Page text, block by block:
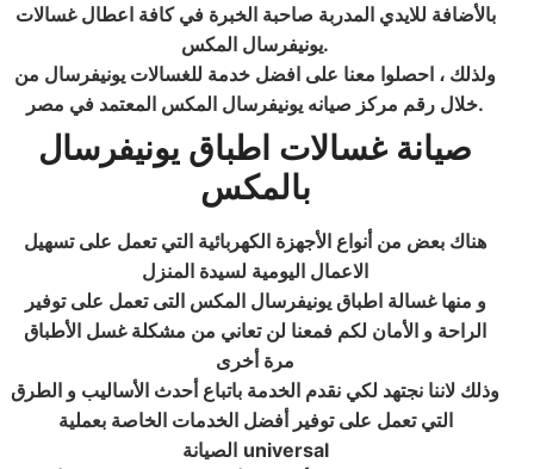
بالأضافة للايدي المدربة صاحبة الخبرة في كافة اعطال غسالات
يونيفرسال المكس.
ولذلك ، احصلوا معنا على افضل خدمة للغسالات يونيفرسال من
خلال رقم مركز صيانه يونيفرسال المكس المعتمد في مصر.
صيانة غسالات اطباق يونيفرسال
بالمكس
هناك بعض من أنواع الأجهزة الكهربائية التي تعمل على تسهيل
الاعمال اليومية لسيدة المنزل
و منها غسالة اطباق يونيفرسال المكس التى تعمل على توفير
الراحة و الأمان لكم فمعنا لن تعاني من مشكلة غسل الأطباق
مرة أخرى
وذلك لاننا نجتهد لكي نقدم الخدمة باتباع أحدث الأساليب و الطرق
التي تعمل على توفير أفضل الخدمات الخاصة بعملية
الصيانة universal